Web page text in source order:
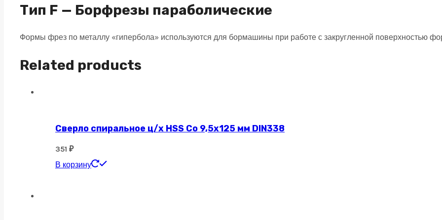
насечка
Тип F — Борфрезы параболические
Формы фрез по металлу «гипербола» используются для бормашины при работе с закругленной поверхностью
Related products
Сверло спиральное ц/х HSS Co 9,5х125 мм DIN338
351 ₽
В корзину